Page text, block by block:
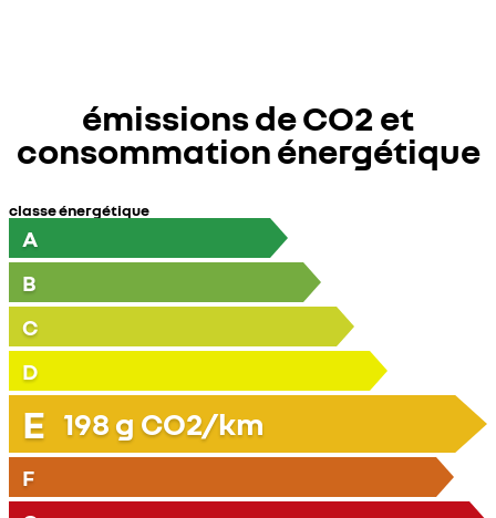
émissions de CO2 et
consommation énergétique
classe énergétique
A
B
C
D
E 198 g CO2/km
F